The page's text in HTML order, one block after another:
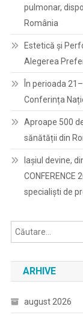
pulmonar,
România
Estetică și
Alegerea
În perioada
Conferința
Aproape 500
sănătății din
Iașiul devine,
specialiști de
ARHIVE
august 2026